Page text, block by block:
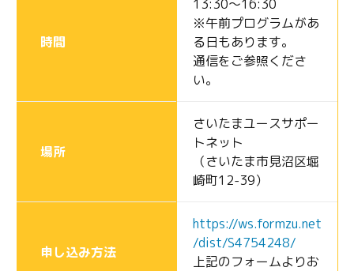
時間
13:30～16:30
※午前プログラムがあ
る日もあります。
通信をご参照くださ
い。
場所
さいたまユースサポー
トネット
（さいたま市見沼区堀
崎町12-39）
申し込み方法
https://ws.formzu.net
/dist/S4754248/
上記のフォームよりお